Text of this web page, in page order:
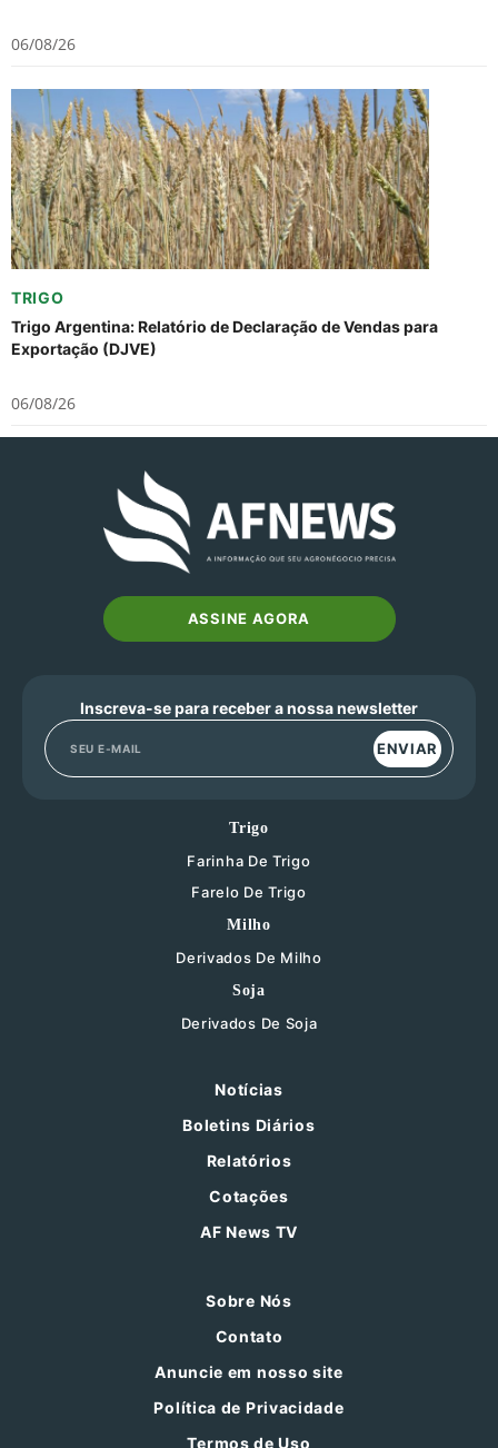
06/08/26
TRIGO
Trigo Argentina: Relatório de Declaração de Vendas para
Exportação (DJVE)
06/08/26
ASSINE AGORA
Inscreva-se para receber a nossa newsletter
ENVIAR
Trigo
Farinha De Trigo
Farelo De Trigo
Milho
Derivados De Milho
Soja
Derivados De Soja
Notícias
Boletins Diários
Relatórios
Cotações
AF News TV
Sobre Nós
Contato
Anuncie em nosso site
Política de Privacidade
Termos de Uso